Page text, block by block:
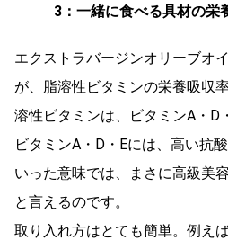
3：一緒に食べる具材の栄
エクストラバージンオリーブオ
が、脂溶性ビタミンの栄養吸収
溶性ビタミンは、ビタミンA・D
ビタミンA・D・Eには、高い抗
いった意味では、まさに高級美
と言えるのです。
取り入れ方はとても簡単。例え